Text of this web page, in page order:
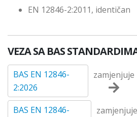
EN 12846-2:2011, identičan
VEZA SA BAS
BAS EN 12846-
2:2026
zamjenjuje
BAS EN 12846-
zamjenjuje